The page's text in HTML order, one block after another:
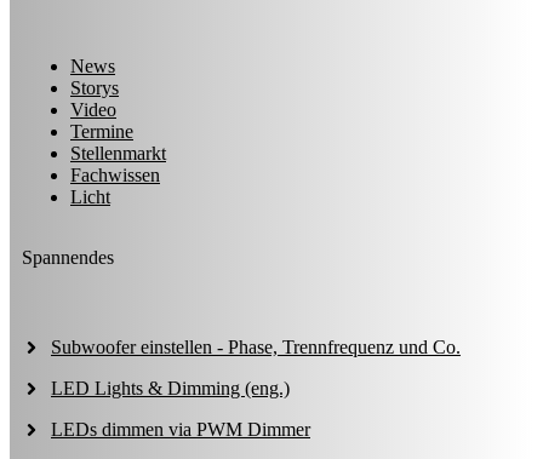
News
Storys
Video
Termine
Stellenmarkt
Fachwissen
Licht
Spannendes
Subwoofer einstellen - Phase, Trennfrequenz und Co.
LED Lights & Dimming (eng.)
LEDs dimmen via PWM Dimmer